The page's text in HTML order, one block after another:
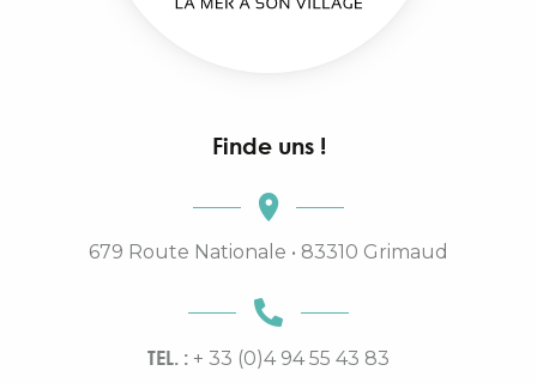
Finde uns !
679 Route Nationale • 83310 Grimaud
TEL. : + 33 (0)4 94 55 43 83